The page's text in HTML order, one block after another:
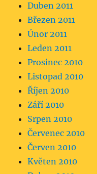
Duben 2011
Březen 2011
Únor 2011
Leden 2011
Prosinec 2010
Listopad 2010
Říjen 2010
Září 2010
Srpen 2010
Červenec 2010
Červen 2010
Květen 2010